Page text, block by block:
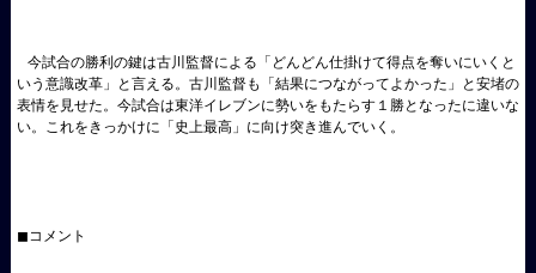
今試合の勝利の鍵は古川監督による「どんどん仕掛けて得点を奪いにいくと
いう意識改革」と言える。古川監督も「結果につながってよかった」と安堵の
表情を見せた。今試合は東洋イレブンに勢いをもたらす１勝となったに違いな
い。これをきっかけに「史上最高」に向け突き進んでいく。
◼コメント